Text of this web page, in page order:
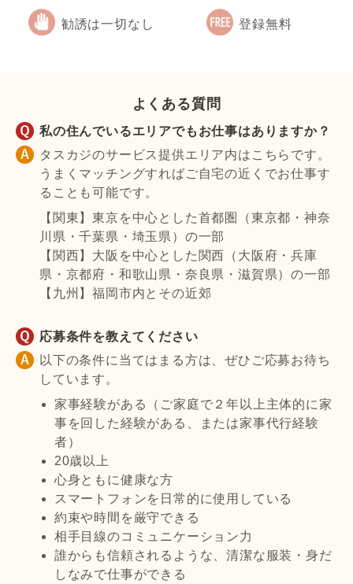
勧誘は一切なし 登録無料
よくある質問
私の住んでいるエリアでもお仕事はありますか？
タスカジのサービス提供エリア内はこちらです。
うまくマッチングすればご自宅の近くでお仕事す
ることも可能です。
【関東】東京を中心とした首都圏（東京都・神奈
川県・千葉県・埼玉県）の一部
【関西】大阪を中心とした関西（大阪府・兵庫
県・京都府・和歌山県・奈良県・滋賀県）の一部
【九州】福岡市内とその近郊
応募条件を教えてください
以下の条件に当てはまる方は、ぜひご応募お待ち
しています。
家事経験がある（ご家庭で２年以上主体的に家
事を回した経験がある、または家事代行経験
者）
20歳以上
心身ともに健康な方
スマートフォンを日常的に使用している
約束や時間を厳守できる
相手目線のコミュニケーション力
誰からも信頼されるような、清潔な服装・身だ
しなみで仕事ができる